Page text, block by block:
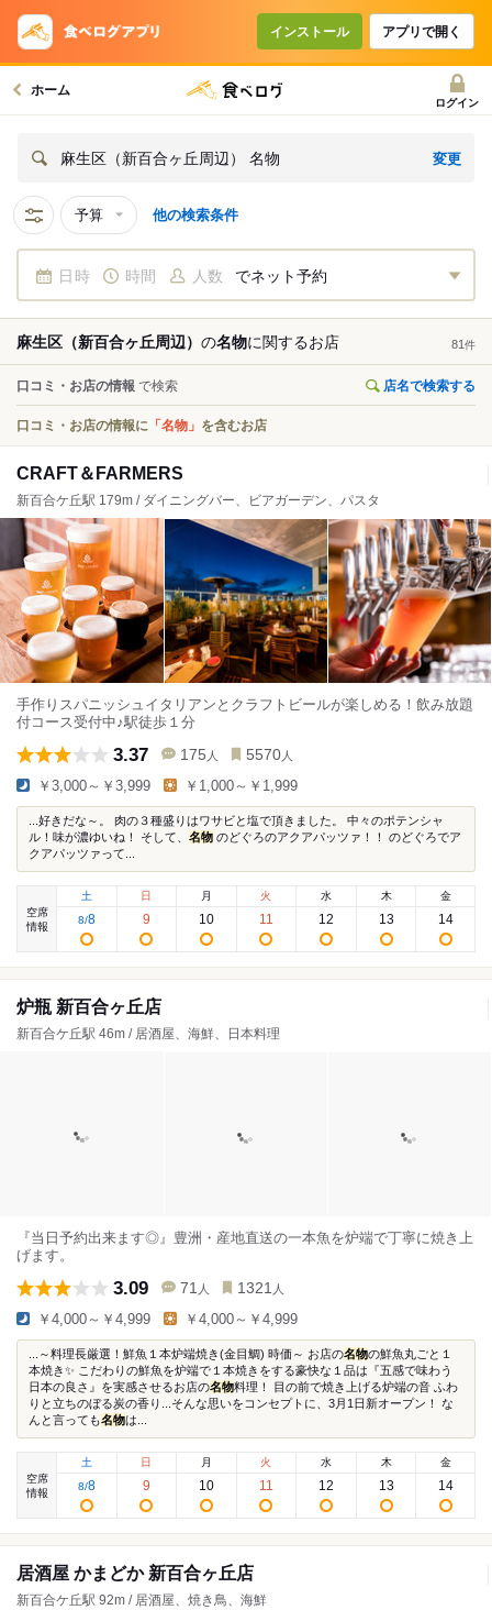
インストール アプリで開く
ホーム
ログイン
麻生区（新百合ヶ丘周辺） 名物 変更
予算 他の検索条件
日時 時間 人数 でネット予約
麻生区（新百合ヶ丘周辺） の名物に関するお店 81 件
口コミ・お店の情報 で検索 店名で検索する
口コミ・お店の情報に 「名物」 を含むお店
CRAFT＆FARMERS
新百合ケ丘駅 179m / ダイニングバー、ビアガーデン、パスタ
手作りスパニッシュイタリアンとクラフトビールが楽しめる！飲み放題
付コース受付中♪駅徒歩１分
3.37 175 人 5570 人
￥3,000～￥3,999 ￥1,000～￥1,999
...好きだな～。 肉の３種盛りはワサビと塩で頂きました。 中々のポテンシャ
ル！味が濃ゆいね！ そして、 名物 のどぐろのアクアパッツァ！！ のどぐろでア
クアパッツァって...
空席
情報
土
8/8
日
9
月
10
火
11
水
12
木
13
金
14
炉瓶 新百合ヶ丘店
新百合ケ丘駅 46m / 居酒屋、海鮮、日本料理
『当日予約出来ます◎』豊洲・産地直送の一本魚を炉端で丁寧に焼き上
げます。
3.09 71 人 1321 人
￥4,000～￥4,999 ￥4,000～￥4,999
...～料理長厳選！鮮魚１本炉端焼き(金目鯛) 時価～ お店の名物の鮮魚丸ごと１
本焼き✨ こだわりの鮮魚を炉端で１本焼きをする豪快な１品は『五感で味わう
日本の良さ』を実感させるお店の名物料理！ 目の前で焼き上げる炉端の音 ふわ
りと立ちのぼる炭の香り...そんな思いをコンセプトに、3月1日新オープン！ な
んと言っても名物は...
空席
情報
土
8/8
日
9
月
10
火
11
水
12
木
13
金
14
居酒屋 かまどか 新百合ヶ丘店
新百合ケ丘駅 92m / 居酒屋、焼き鳥、海鮮